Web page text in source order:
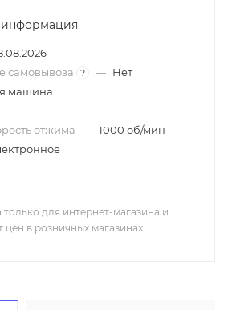
информация
самовывоза
? — Нет
машина
отжима — 1000 об/мин
для интернет-магазина и
цен в розничных магазинах